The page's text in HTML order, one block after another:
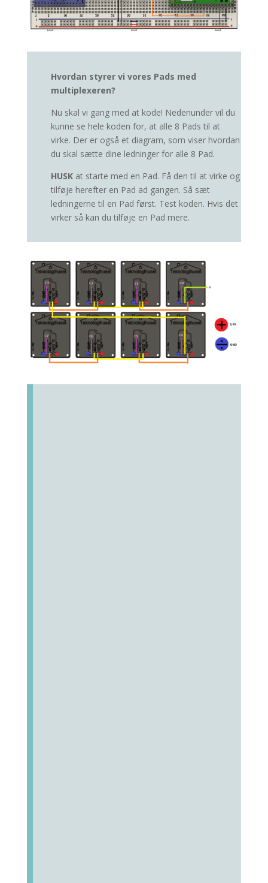
Hvordan styrer vi vores Pads med
multiplexeren?
Nu skal vi gang med at kode! Nedenunder vil du
kunne se hele koden for, at alle 8 Pads til at
virke. Der er også et diagram, som viser hvordan
du skal sætte dine ledninger for alle 8 Pad.
HUSK at starte med en Pad. Få den til at virke og
tilføje herefter en Pad ad gangen. Så sæt
ledningerne til en Pad først. Test koden. Hvis det
virker så kan du tilføje en Pad mere.